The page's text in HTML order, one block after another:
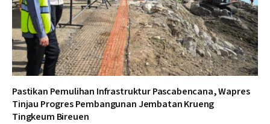
Pastikan Pemulihan Infrastruktur Pascabencana, Wapres
Tinjau Progres Pembangunan Jembatan Krueng
Tingkeum Bireuen